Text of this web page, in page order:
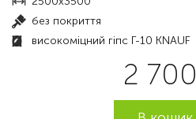
без покриття
високоміцний гіпс Г-10 KNAUF
2 700